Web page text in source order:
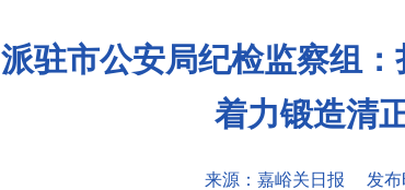
派驻市公安局纪检监察组
着力锻造清
来源：嘉峪关日报 发布